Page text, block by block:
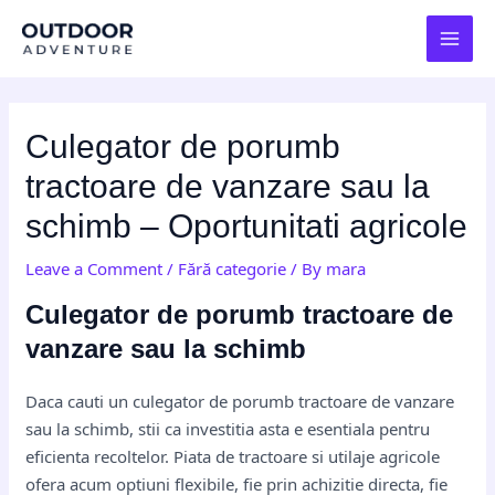
Culegator de porumb
tractoare de vanzare sau la
schimb – Oportunitati agricole
Leave a Comment / Fără categorie / By mara
Culegator de porumb tractoare de
vanzare sau la schimb
Daca cauti un culegator de porumb tractoare de vanzare
sau la schimb, stii ca investitia asta e esentiala pentru
eficienta recoltelor. Piata de tractoare si utilaje agricole
ofera acum optiuni flexibile, fie prin achizitie directa, fie
navigation